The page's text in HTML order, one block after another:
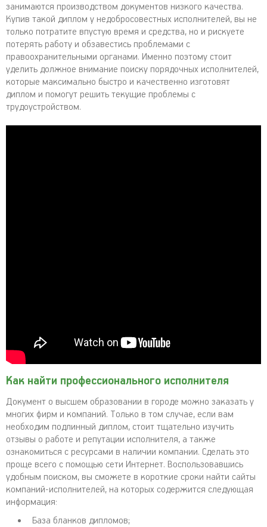
занимаются производством документов низкого качества.
Купив такой диплом у недобросовестных исполнителей, вы не
только потратите впустую время и средства, но и рискуете
потерять работу и обзавестись проблемами с
правоохранительными органами. Именно поэтому стоит
уделить должное внимание поиску порядочных исполнителей,
которые максимально быстро и качественно изготовят
диплом и помогут решить текущие проблемы с
трудоустройством.
Как найти профессионального исполнителя
Документ о высшем образовании в городе можно заказать у
многих фирм и компаний. Только в том случае, если вам
необходим подлинный диплом, стоит тщательно изучить
отзывы о работе и репутации исполнителя, а также
ознакомиться с ресурсами в наличии компании. Сделать это
проще всего с помощью сети Интернет. Воспользовавшись
удобным поиском, вы сможете в короткие сроки найти сайты
компаний-исполнителей, на которых содержится следующая
информация:
База бланков дипломов;